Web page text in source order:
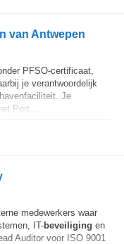
van Antwepen
PFSO-certificaat,
je verantwoordelijk
Je
Port...
medewerkers waar
IT-beveiliging en
Auditor voor ISO 9001